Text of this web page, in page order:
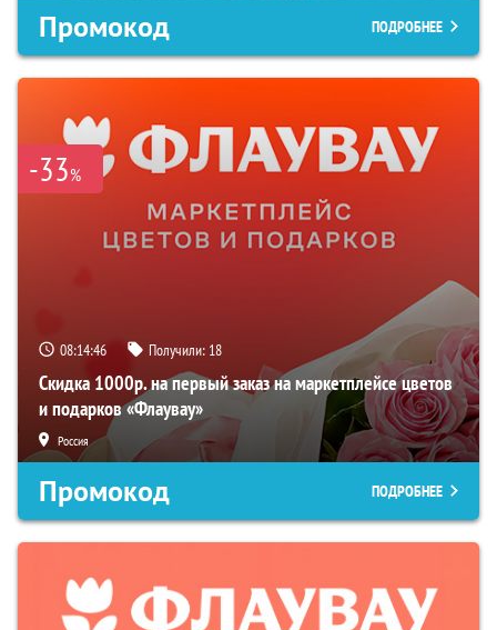
Промокод ПОДРОБНЕЕ
-33%
08:14:45 Получили: 18
Скидка 1000р. на первый заказ на маркетплейсе цветов
и подарков «Флаувау»
Россия
Промокод ПОДРОБНЕЕ